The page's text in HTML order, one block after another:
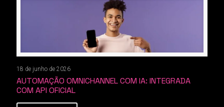
18 de junho de 2026
AUTOMAÇÃO OMNICHANNEL COM IA: INTEGRADA
COM API OFICIAL